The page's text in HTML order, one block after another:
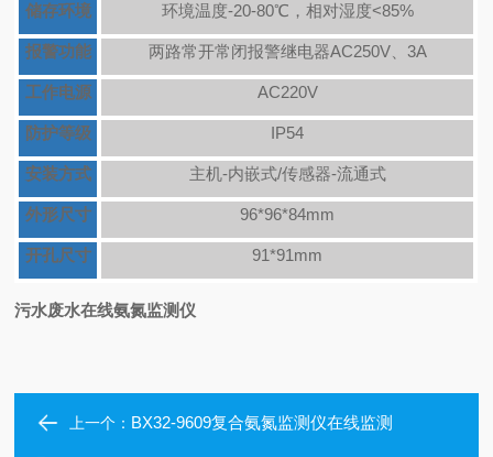
储存环境 环境温度-20-80℃，相对湿度<85%
报警功能 两路常开常闭报警继电器AC250V、3A
工作电源 AC220V
防护等级 IP54
安装方式 主机-内嵌式/传感器-流通式
外形尺寸 96*96*84mm
开孔尺寸 91*91mm
污水废水在线氨氮监测仪
上一个： BX32-9609复合氨氮监测仪在线监测